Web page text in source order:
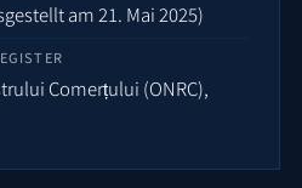
am 21. Mai 2025)
Comerțului (ONRC),